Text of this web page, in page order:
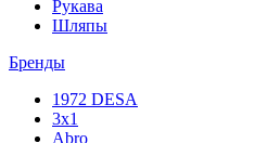
Рукава
Шляпы
Бренды
1972 DESA
3x1
Abro